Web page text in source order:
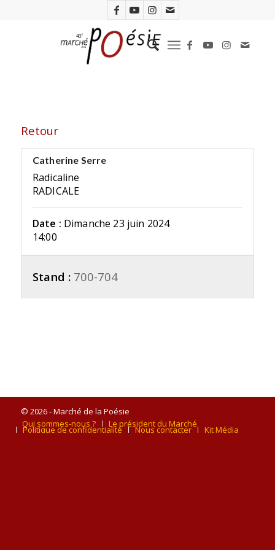
Retour
Catherine Serre
Radicaline
RADICALE
Date : Dimanche 23 juin 2024
14:00
Stand : 700-704
© 2026 - Marché de la Poésie
Qui sommes-nous ?
Le président du Marché
Politique de confidentialité Nous contacter Kit Média